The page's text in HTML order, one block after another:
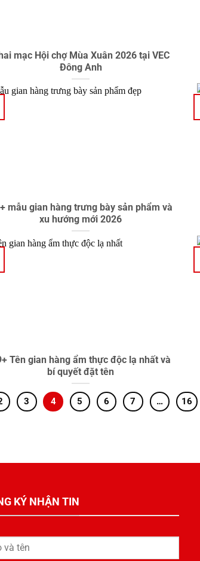
mạc Hội chợ Mùa Xuân 2026 tại VEC
Đông Anh
mẫu gian hàng trưng bày sản phẩm và
xu hướng mới 2026
Tên gian hàng ẩm thực độc lạ nhất và
bí quyết đặt tên
3 4 5 6 7 … 16
KÝ NHẬN TIN